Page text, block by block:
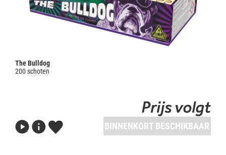
The Bulldog
200 schoten
Prijs volgt
BINNENKORT BESCHIKBAAR